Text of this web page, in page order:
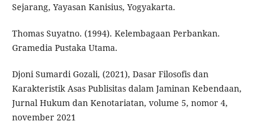
Sejarang, Yayasan Kanisius, Yogyakarta.
Thomas Suyatno. (1994). Kelembagaan Perbankan.
Gramedia Pustaka Utama.
Djoni Sumardi Gozali, (2021), Dasar Filosofis dan
Karakteristik Asas Publisitas dalam Jaminan Kebendaan,
Jurnal Hukum dan Kenotariatan, volume 5, nomor 4,
november 2021